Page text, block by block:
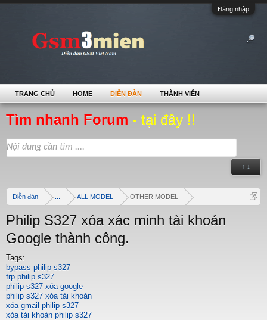
Đăng nhập
Tìm nhanh Forum - tại đây !!
↑ ↓
Diễn đàn ALL MODEL OTHER MODEL
Philip S327 xóa xác minh tài khoản
Google thành công.
Tags:
bypass philip s327
frp philip s327
philip s327 xóa google
philip s327 xóa tài khoản
xóa gmail philip s327
xóa tài khoản philip s327
TRANG CHỦ HOME DIỄN ĐÀN THÀNH VIÊN